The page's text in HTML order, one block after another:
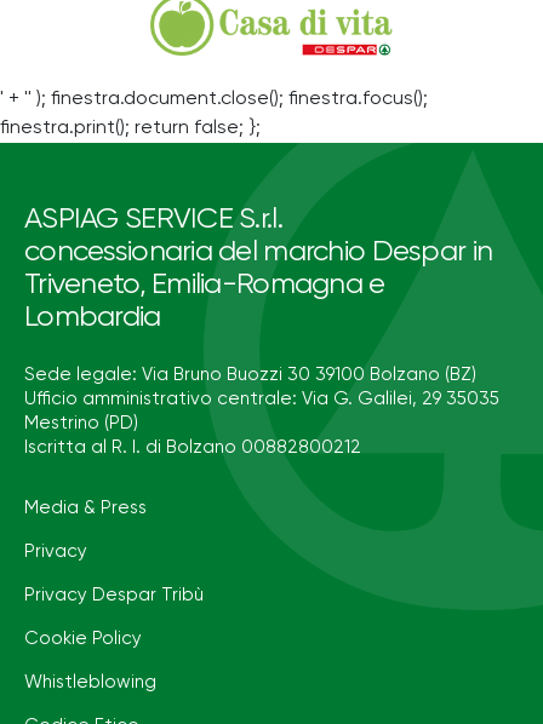
' + '' ); finestra.document.close(); finestra.focus();
finestra.print(); return false; };
ASPIAG SERVICE S.r.l.
concessionaria del marchio Despar in
Triveneto, Emilia-Romagna e
Lombardia
Sede legale: Via Bruno Buozzi 30 39100 Bolzano (BZ)
Ufficio amministrativo centrale: Via G. Galilei, 29 35035
Mestrino (PD)
Iscritta al R. I. di Bolzano 00882800212
Media & Press
Privacy
Privacy Despar Tribù
Cookie Policy
Whistleblowing